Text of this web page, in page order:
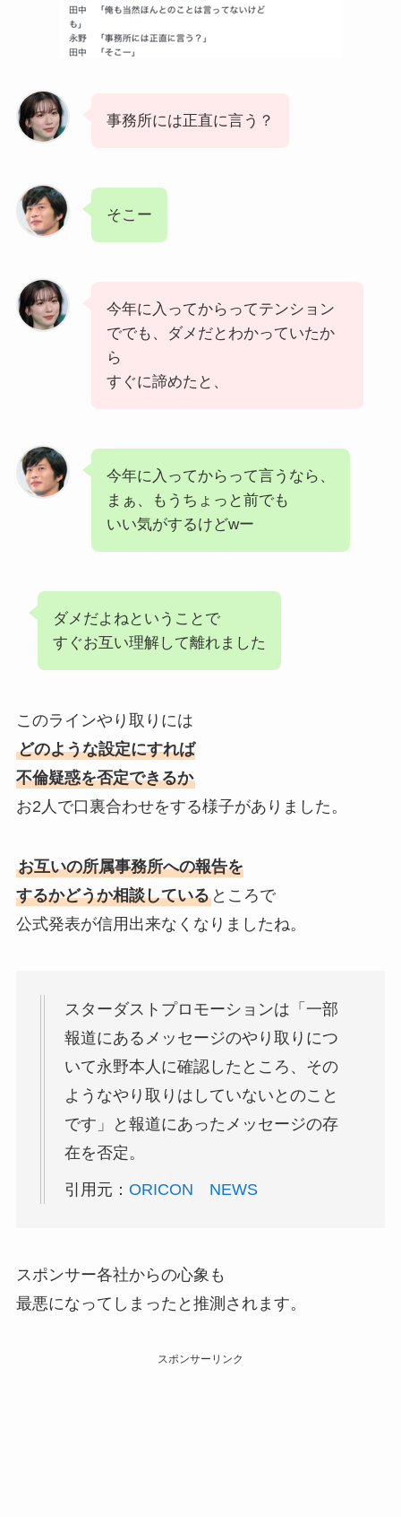
事務所には正直に言う？
そこー
今年に入ってからってテンション
ででも、ダメだとわかっていたか
ら
すぐに諦めたと、
今年に入ってからって言うなら、
まぁ、もうちょっと前でも
いい気がするけどwー
ダメだよねということで
すぐお互い理解して離れました
このラインやり取りには
どのような設定にすれば
不倫疑惑を否定できるか
お2人で口裏合わせをする様子がありました。
お互いの所属事務所への報告を
するかどうか相談しているところで
公式発表が信用出来なくなりましたね。
スターダストプロモーションは「一部
報道にあるメッセージのやり取りにつ
いて永野本人に確認したところ、その
ようなやり取りはしていないとのこと
です」と報道にあったメッセージの存
在を否定。
引用元： ORICON NEWS
スポンサー各社からの心象も
最悪になってしまったと推測されます。
スポンサーリンク